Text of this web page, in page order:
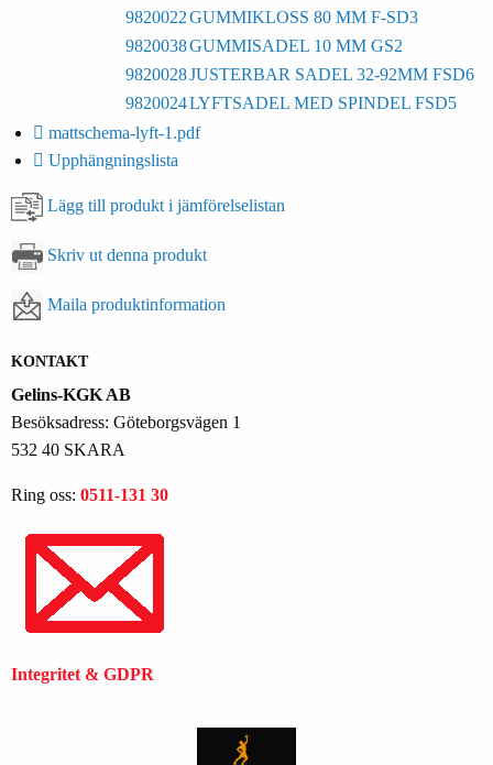
9820022GUMMIKLOSS 80 MM F-SD3
9820038GUMMISADEL 10 MM GS2
9820028JUSTERBAR SADEL 32-92MM FSD6
9820024LYFTSADEL MED SPINDEL FSD5
mattschema-lyft-1.pdf
Upphängningslista
Lägg till produkt i jämförelselistan
Skriv ut denna produkt
Maila produktinformation
KONTAKT
Gelins-KGK AB
Besöksadress: Göteborgsvägen 1
532 40 SKARA
Ring oss: 0511-131 30
Integritet & GDPR